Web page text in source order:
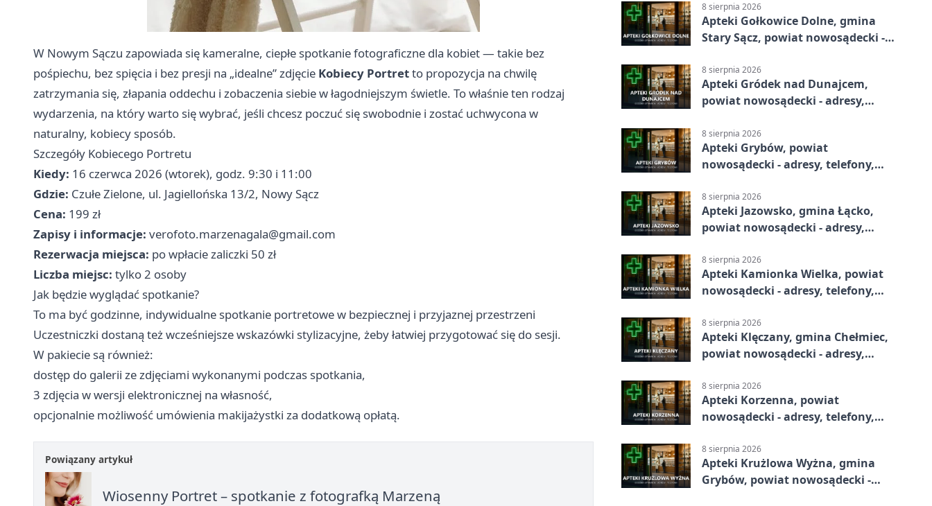
W Nowym Sączu zapowiada się kameralne, ciepłe spotkanie fotograficzne dla kobiet — takie bez
pośpiechu, bez spięcia i bez presji na „idealne” zdjęcie Kobiecy Portretto propozycja na chwilę
zatrzymania się, złapania oddechu i zobaczenia siebie w łagodniejszym świetle. To właśnie ten rodzaj
wydarzenia, na który warto się wybrać, jeśli chcesz poczuć się swobodnie i zostać uchwycona w
naturalny, kobiecy sposób.
Szczegóły Kobiecego Portretu
Kiedy: 16 czerwca 2026 (wtorek), godz. 9:30 i 11:00
Gdzie: Czułe Zielone, ul. Jagiellońska 13/2, Nowy Sącz
Cena: 199 zł
Zapisy i informacje: verofoto.marzenagala@gmail.com
Rezerwacja miejsca: po wpłacie zaliczki 50 zł
Liczba miejsc: tylko 2 osoby
Jak będzie wyglądać spotkanie?
To ma być godzinne, indywidualne spotkanie portretowe w bezpiecznej i przyjaznej przestrzeni
Uczestniczki dostaną też wcześniejsze wskazówki stylizacyjne, żeby łatwiej przygotować się do sesji.
W pakiecie są również:
dostęp do galerii ze zdjęciami wykonanymi podczas spotkania,
3 zdjęcia w wersji elektronicznej na własność,
opcjonalnie możliwość umówienia makijażystki za dodatkową opłatą.
Powiązany artykuł
Wiosenny Portret – spotkanie z fotografką Marzeną
8 sierpnia 2026
Apteki Gołkowice Dolne, gmina
Stary Sącz, powiat nowosądecki -
8 sierpnia 2026
Apteki Gródek nad Dunajcem,
powiat nowosądecki - adresy,
8 sierpnia 2026
Apteki Grybów, powiat
nowosądecki - adresy, telefony,
8 sierpnia 2026
Apteki Jazowsko, gmina Łącko,
powiat nowosądecki - adresy,
8 sierpnia 2026
Apteki Kamionka Wielka, powiat
nowosądecki - adresy, telefony,
8 sierpnia 2026
Apteki Klęczany, gmina Chełmiec,
powiat nowosądecki - adresy,
8 sierpnia 2026
Apteki Korzenna, powiat
nowosądecki - adresy, telefony,
8 sierpnia 2026
Apteki Krużlowa Wyżna, gmina
Grybów, powiat nowosądecki -